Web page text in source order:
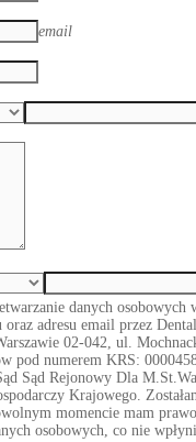
email
danych osobowych
adresu email przez
02-042, ul.
pod numerem KRS:
Sąd Rejonowy Dla
Krajowego.
momencie mam
osobowych, co nie